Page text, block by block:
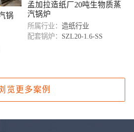
锅
孟加拉造纸厂20吨生物质蒸
汽锅炉
所属行业： 造纸行业
配套锅炉： SZL20-1.6-SS
览更多案例